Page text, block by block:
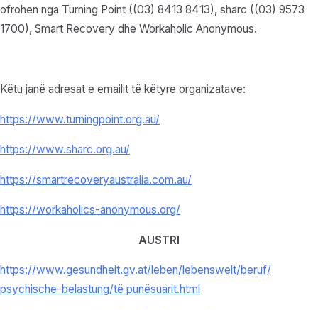
ofrohen nga Turning Point ((03) 8413 8413), sharc ((03) 9573
1700), Smart Recovery dhe Workaholic Anonymous.
Këtu janë adresat e emailit të këtyre organizatave:
https://www.turningpoint.org.au/
https://www.sharc.org.au/
https://smartrecoveryaustralia.com.au/
https://workaholics-anonymous.org/
AUSTRI
https://www.gesundheit.gv.at/ leben/lebenswelt/beruf/
psychische-belastung/të punësuarit.html